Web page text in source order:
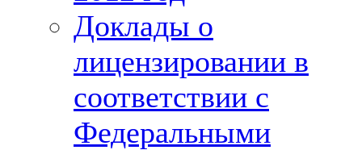
Доклады о
лицензировании в
соответствии с
Федеральными